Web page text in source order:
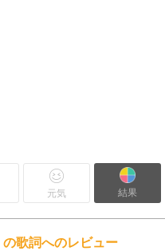
元気 結果
歌詞へのレビュー